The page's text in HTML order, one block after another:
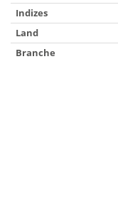
Indizes
Land
Branche